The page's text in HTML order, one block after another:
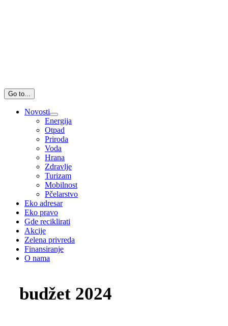
Go to...
Novosti
Energija
Otpad
Priroda
Voda
Hrana
Zdravlje
Turizam
Mobilnost
Pčelarstvo
Eko adresar
Eko pravo
Gde reciklirati
Akcije
Zelena privreda
Finansiranje
O nama
budžet 2024